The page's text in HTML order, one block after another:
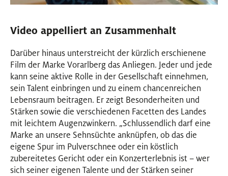
Video appelliert an Zusammenhalt
Darüber hinaus unterstreicht der kürzlich erschienene
Film der Marke Vorarlberg das Anliegen. Jeder und jede
kann seine aktive Rolle in der Gesellschaft einnehmen,
sein Talent einbringen und zu einem chancenreichen
Lebensraum beitragen. Er zeigt Besonderheiten und
Stärken sowie die verschiedenen Facetten des Landes
mit leichtem Augenzwinkern. „Schlussendlich darf eine
Marke an unsere Sehnsüchte anknüpfen, ob das die
eigene Spur im Pulverschnee oder ein köstlich
zubereitetes Gericht oder ein Konzerterlebnis ist – wer
sich seiner eigenen Talente und der Stärken seiner